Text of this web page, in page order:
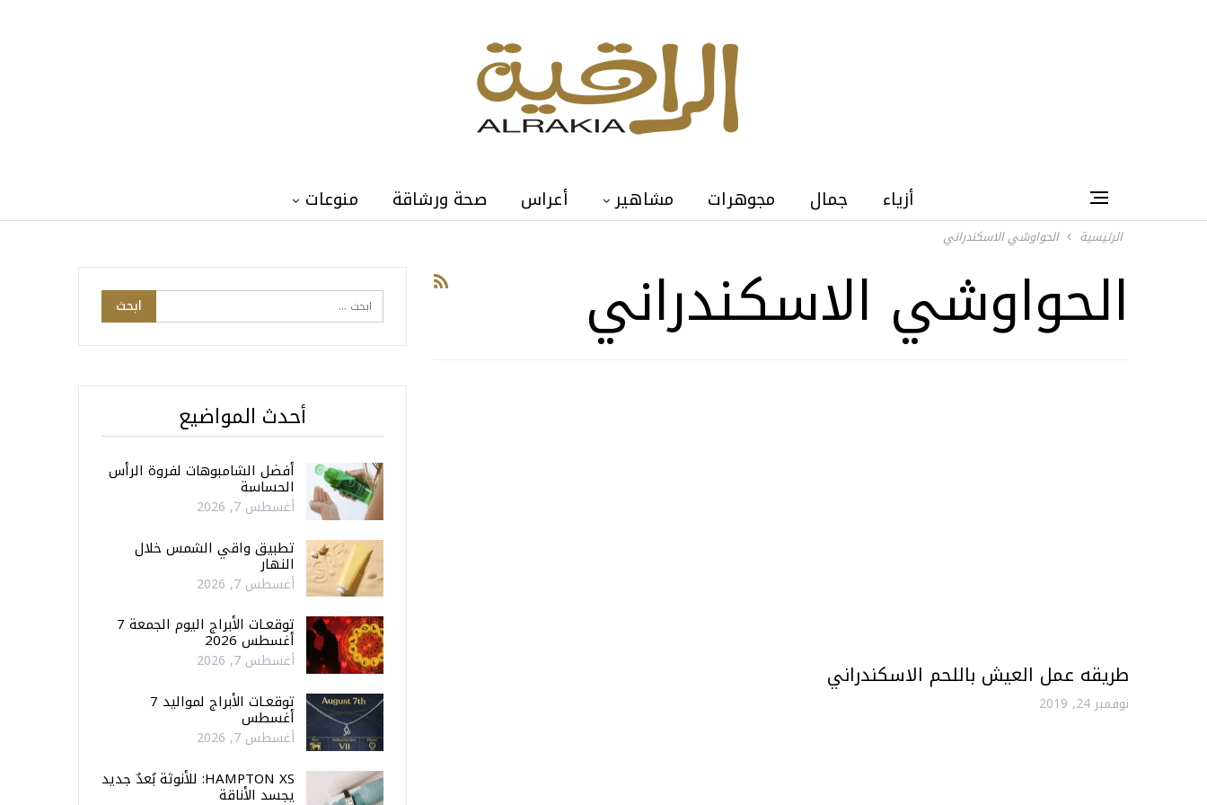
أزياء جمال مجوهرات مشاهير أعراس صحة ورشاقة منوعات
الرئيسية الحواوشي الاسكندراني
الحواوشي الاسكندراني
طريقه عمل العيش باللحم الاسكندراني
نوفمبر 24, 2019
أحدث المواضيع
أفضل الشامبوهات لفروة الرأس
الحساسة
أغسطس 7, 2026
تطبيق واقي الشمس خلال
النهار
أغسطس 7, 2026
توقعـات الأبراج اليوم الجمعة 7
أغسطس 2026
أغسطس 7, 2026
توقعـات الأبراج لمواليد 7
أغسطس
أغسطس 7, 2026
HAMPTON XS: للأنوثة بُعدٌ جديد
يجسد الأناقة